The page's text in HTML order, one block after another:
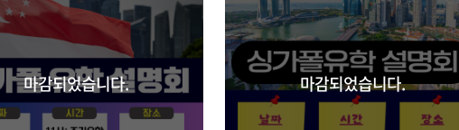
마감되었습니다. 마감되었습니다.